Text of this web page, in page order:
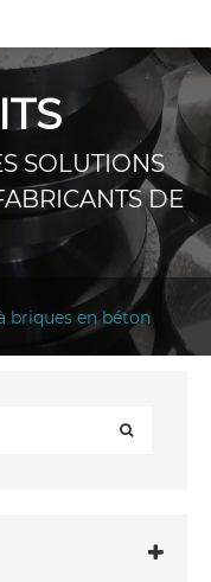
SOLUTIONS
DE
briques en béton